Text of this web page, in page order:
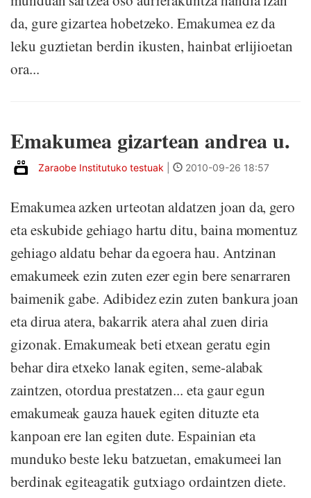
da, gure gizartea hobetzeko. Emakumea ez da
leku guztietan berdin ikusten, hainbat erlijioetan
ora...
Emakumea gizartean andrea u.
Zaraobe Institutuko testuak 2010-09-26 18:57
Emakumea azken urteotan aldatzen joan da, gero
eta eskubide gehiago hartu ditu, baina momentuz
gehiago aldatu behar da egoera hau. Antzinan
emakumeek ezin zuten ezer egin bere senarraren
baimenik gabe. Adibidez ezin zuten bankura joan
eta dirua atera, bakarrik atera ahal zuen diria
gizonak. Emakumeak beti etxean geratu egin
behar dira etxeko lanak egiten, seme-alabak
zaintzen, otordua prestatzen... eta gaur egun
emakumeak gauza hauek egiten dituzte eta
kanpoan ere lan egiten dute. Espainian eta
munduko beste leku batzuetan, emakumeei lan
berdinak egiteagatik gutxiago ordaintzen diete.